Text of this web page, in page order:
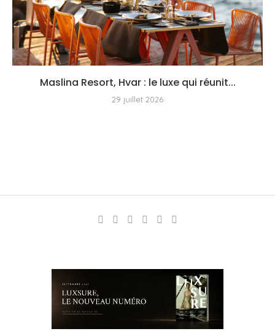
Maslina Resort, Hvar : le luxe qui réunit...
29 juillet 2026